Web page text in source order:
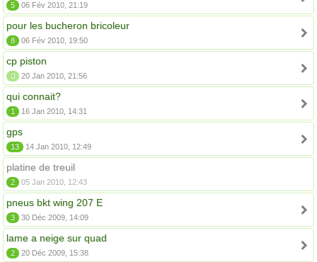
5 06 Fév 2010, 21:19
pour les bucheron bricoleur
8 06 Fév 2010, 19:50
cp piston
0 20 Jan 2010, 21:56
qui connait?
1 16 Jan 2010, 14:31
gps
13 14 Jan 2010, 12:49
platine de treuil
2 05 Jan 2010, 12:43
pneus bkt wing 207 E
3 30 Déc 2009, 14:09
lame a neige sur quad
2 20 Déc 2009, 15:38